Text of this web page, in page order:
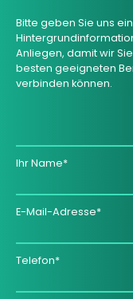
Bitte geben Sie uns
Anliegen, damit wir
besten geeigneten
verbinden können.
Ihr Name*
E-Mail-Adresse*
Telefon*